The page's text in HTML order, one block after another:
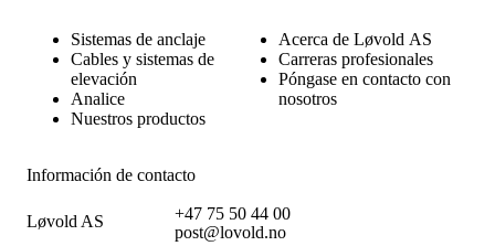
Sistemas de anclaje
Cables y sistemas de
elevación
Analice
Nuestros productos
Acerca de Løvold AS
Carreras profesionales
Póngase en contacto con
nosotros
Información de contacto
Løvold AS
+47 75 50 44 00
post@lovold.no